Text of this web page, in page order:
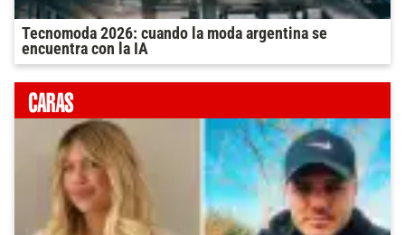
Tecnomoda 2026: cuando la moda argentina se
encuentra con la IA